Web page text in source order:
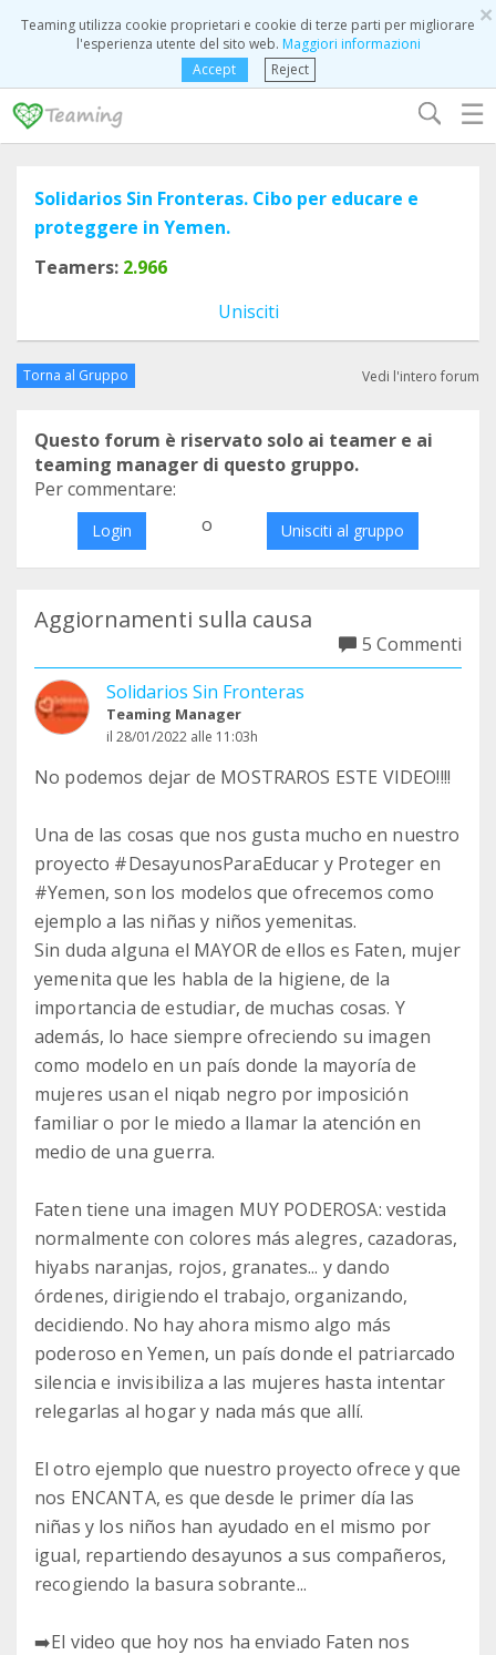
×
Teaming utilizza cookie proprietari e cookie di terze parti per migliorare
l'esperienza utente del sito web. Maggiori informazioni
Accept
Reject
☰
Solidarios Sin Fronteras. Cibo per educare e
proteggere in Yemen.
Teamers: 2.966
Unisciti
Torna al Gruppo Vedi l'intero forum
Questo forum è riservato solo ai teamer e ai
teaming manager di questo gruppo.
Per commentare:
Login o Unisciti al gruppo
Aggiornamenti sulla causa
5 Commenti
Solidarios Sin Fronteras
Teaming Manager
il 28/01/2022 alle 11:03h
No podemos dejar de MOSTRAROS ESTE VIDEO!!!!
Una de las cosas que nos gusta mucho en nuestro
proyecto #DesayunosParaEducar y Proteger en
#Yemen, son los modelos que ofrecemos como
ejemplo a las niñas y niños yemenitas.
Sin duda alguna el MAYOR de ellos es Faten, mujer
yemenita que les habla de la higiene, de la
importancia de estudiar, de muchas cosas. Y
además, lo hace siempre ofreciendo su imagen
como modelo en un país donde la mayoría de
mujeres usan el niqab negro por imposición
familiar o por le miedo a llamar la atención en
medio de una guerra.
Faten tiene una imagen MUY PODEROSA: vestida
normalmente con colores más alegres, cazadoras,
hiyabs naranjas, rojos, granates... y dando
órdenes, dirigiendo el trabajo, organizando,
decidiendo. No hay ahora mismo algo más
poderoso en Yemen, un país donde el patriarcado
silencia e invisibiliza a las mujeres hasta intentar
relegarlas al hogar y nada más que allí.
El otro ejemplo que nuestro proyecto ofrece y que
nos ENCANTA, es que desde le primer día las
niñas y los niños han ayudado en el mismo por
igual, repartiendo desayunos a sus compañeros,
recogiendo la basura sobrante...
➡️El video que hoy nos ha enviado Faten nos